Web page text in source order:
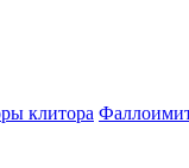
клитора